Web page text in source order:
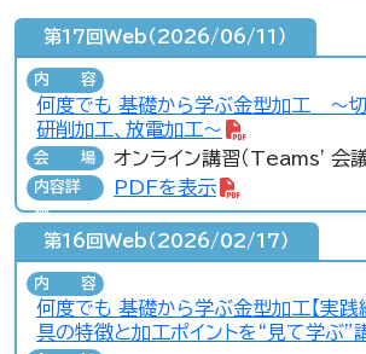
第17回Web（2026/06/11）
内容
何度でも 基礎から学ぶ金型加工 ～切削
研削加工、放電加工～
会場 オンライン講習（Teams' 会議
内容詳
細
PDFを表示
第16回Web（2026/02/17）
内容
何度でも 基礎から学ぶ金型加工【実践
具の特徴と加工ポイントを“見て学ぶ”